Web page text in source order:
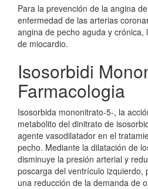
Para la prevención de la angina
enfermedad de las arterias
angina de pecho aguda y crónica,
de miocardio.
Isosorbidi
Farmacologia
Isosorbida mononitrato-5-, la
metabolito del dinitrato de
agente vasodilatador en el
pecho. Mediante la dilatación de
disminuye la presión arterial y
poscarga del ventrículo izquierdo,
una reducción de la demanda de